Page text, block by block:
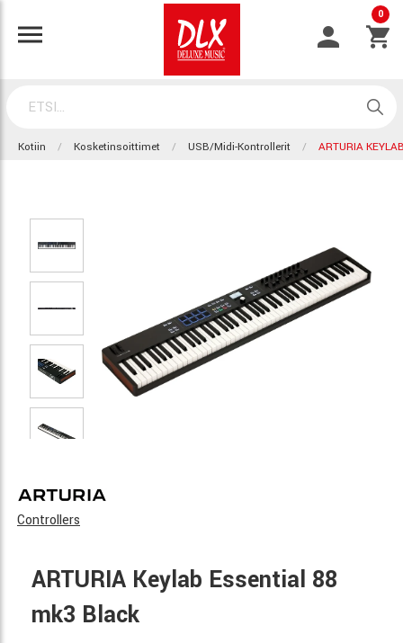
0
Kotiin Kosketinsoittimet USB/Midi-Kontrollerit ARTURIA
Controllers
ARTURIA Keylab Essential 88
mk3 Black